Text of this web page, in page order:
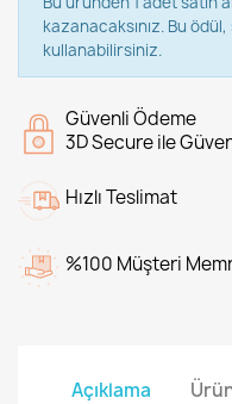
kazanacaksınız. Bu
kullanabilirsiniz.
Güvenli Ödeme
3D Secure ile
Hızlı Teslimat
%100 Müşteri
Açıklama